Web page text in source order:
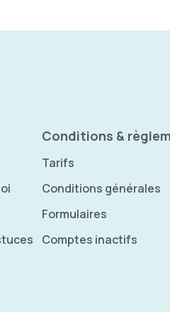
Conditions &
Tarifs
Conditions générales
Formulaires
Comptes inactifs